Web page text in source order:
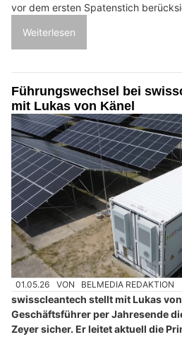
vor dem ersten Spatenstich
Weiterlesen
Führungswechsel bei
mit Lukas von Känel
01.05.26 VON BELMEDIA REDAKTION
swisscleantech stellt mit Lukas
Geschäftsführer per Jahresende
Zeyer sicher. Er leitet aktuell die